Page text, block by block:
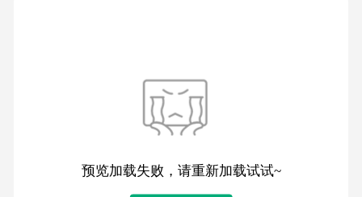
预览加载失败，请重新加载试试~